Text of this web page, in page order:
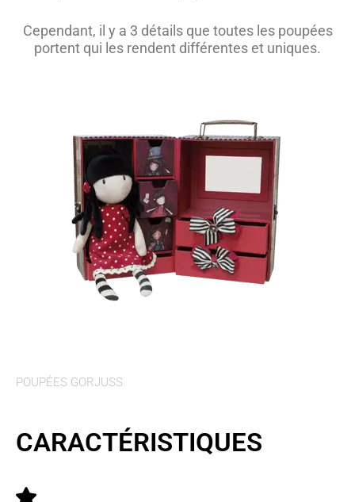
Cependant, il y a 3 détails que toutes les poupées
portent qui les rendent différentes et uniques.
POUPÉES GORJUSS
CARACTÉRISTIQUES